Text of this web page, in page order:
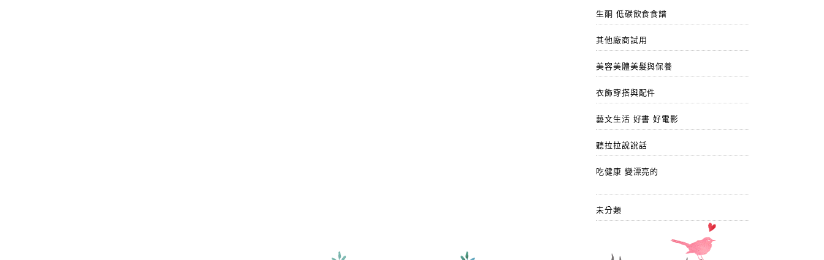
生酮 低碳飲食食譜
其他廠商試用
美容美體美髮與保養
衣飾穿搭與配件
藝文生活 好書 好電影
聽拉拉說說話
吃健康 變漂亮的
未分類